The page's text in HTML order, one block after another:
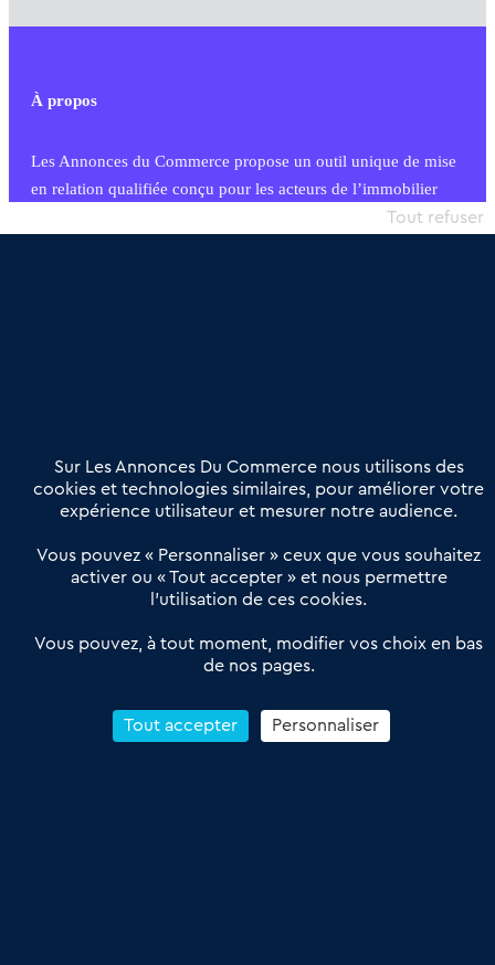
À propos
Les Annonces du Commerce propose un outil unique de mise
en relation qualifiée conçu pour les acteurs de l’immobilier
commercial et les collectivités territoriales, simple et intégrant
Offres Pro
Actualités
Qui sommes nous ?
Derniers articles
Réseau 3C : un partenaire national dédié aux transactions
Petitscommerces : Un partenariat au service du commerce de
proximité et des territoires
Reprendre un Restaurant Rapide
Sur Les Annonces Du Commerce nous utilisons des
cookies et technologies similaires, pour améliorer votre
expérience utilisateur et mesurer notre audience.
Vous pouvez « Personnaliser » ceux que vous souhaitez
activer ou « Tout accepter » et nous permettre
l’utilisation de ces cookies.
Vous pouvez, à tout moment, modifier vos choix en bas
de nos pages.
Tout accepter
Tout refuser
Personnaliser